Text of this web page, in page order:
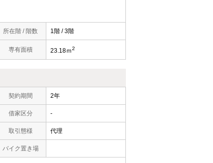
所在階 / 階数 1階 / 3階
専有面積 23.18ｍ2
契約期間 2年
借家区分 -
取引態様 代理
バイク置き場